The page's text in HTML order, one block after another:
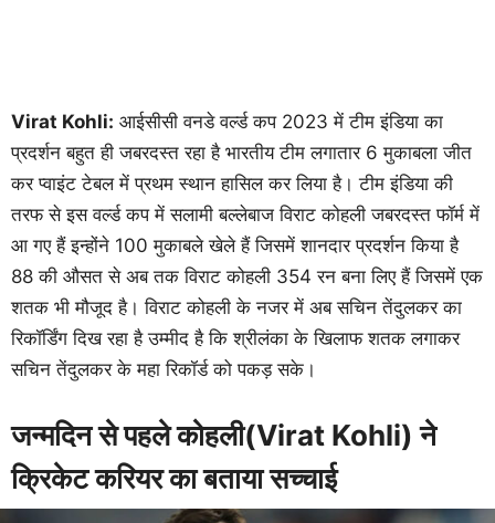
Virat Kohli: आईसीसी वनडे वर्ल्ड कप 2023 में टीम इंडिया का
प्रदर्शन बहुत ही जबरदस्त रहा है भारतीय टीम लगातार 6 मुकाबला जीत
कर प्वाइंट टेबल में प्रथम स्थान हासिल कर लिया है। टीम इंडिया की
तरफ से इस वर्ल्ड कप में सलामी बल्लेबाज विराट कोहली जबरदस्त फॉर्म में
आ गए हैं इन्होंने 100 मुकाबले खेले हैं जिसमें शानदार प्रदर्शन किया है
88 की औसत से अब तक विराट कोहली 354 रन बना लिए हैं जिसमें एक
शतक भी मौजूद है। विराट कोहली के नजर में अब सचिन तेंदुलकर का
रिकॉर्डिंग दिख रहा है उम्मीद है कि श्रीलंका के खिलाफ शतक लगाकर
सचिन तेंदुलकर के महा रिकॉर्ड को पकड़ सके।
जन्मदिन से पहले कोहली(Virat Kohli) ने
क्रिकेट करियर का बताया सच्चाई